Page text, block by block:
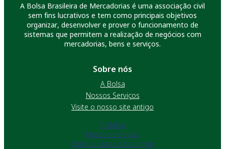
A Bolsa Brasileira de Mercadorias é uma associação civil
sem fins lucrativos e tem como principais objetivos
organizar, desenvolver e prover o funcionamento de
sistemas que permitem a realização de negócios com
mercadorias, bens e serviços.
Sobre nós
A Bolsa
Nossos Serviços
Visite o nosso site antigo
A Bolsa
Nossos Serviços
Visite o nosso site antigo